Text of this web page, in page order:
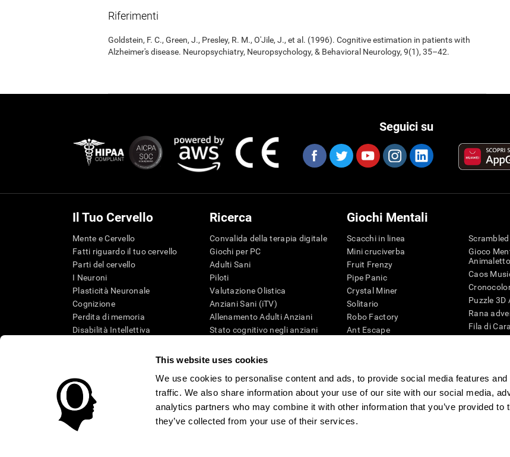
This website uses cookies
We use cookies to personalise content and ads, to provide social media features
traffic. We also share information about your use of our site with our social media,
analytics partners who may combine it with other information that you’ve provided to
they’ve collected from your use of their services.
Riferimenti
Goldstein, F. C., Green, J., Presley, R. M., O'Jile, J., et al. (1996). Cognitive estimation in patients with
Alzheimer's disease. Neuropsychiatry, Neuropsychology, & Behavioral Neurology, 9(1), 35–42.
Seguici su
Il Tuo Cervello
Mente e Cervello
Fatti riguardo il tuo cervello
Parti del cervello
I Neuroni
Plasticità Neuronale
Cognizione
Perdita di memoria
Disabilità Intellettiva
Ricerca
Convalida della terapia digitale
Giochi per PC
Adulti Sani
Piloti
Valutazione Olistica
Anziani Sani (iTV)
Allenamento Adulti Anziani
Stato cognitivo negli anziani
Tassonomia SG4D
Giochi Mentali
Scacchi in linea
Mini cruciverba
Fruit Frenzy
Pipe Panic
Crystal Miner
Solitario
Robo Factory
Ant Escape
Caos Matematico
Gara di Biglie
Tennis Melodico
Scrambled
Gioco
Animaletto
Caos
Puzzle 3D
Rana
Fila di
Giochi di
Giochi
Giochi